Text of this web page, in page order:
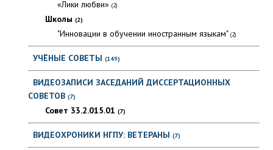
«Лики любви» (2)
Школы (2)
"Инновации в обучении иностранным языкам" (2)
УЧЁНЫЕ СОВЕТЫ (149)
ВИДЕОЗАПИСИ ЗАСЕДАНИЙ ДИССЕРТАЦИОННЫХ
СОВЕТОВ (7)
Совет 33.2.015.01 (7)
ВИДЕОХРОНИКИ НГПУ: ВЕТЕРАНЫ (7)